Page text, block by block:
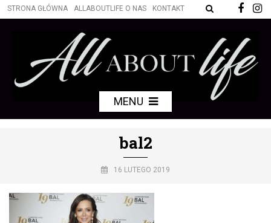
STRONA GŁÓWNA ALLABOUTLIFE O NAS KONTAKT
MENU
bal2
16 LUTEGO 2019